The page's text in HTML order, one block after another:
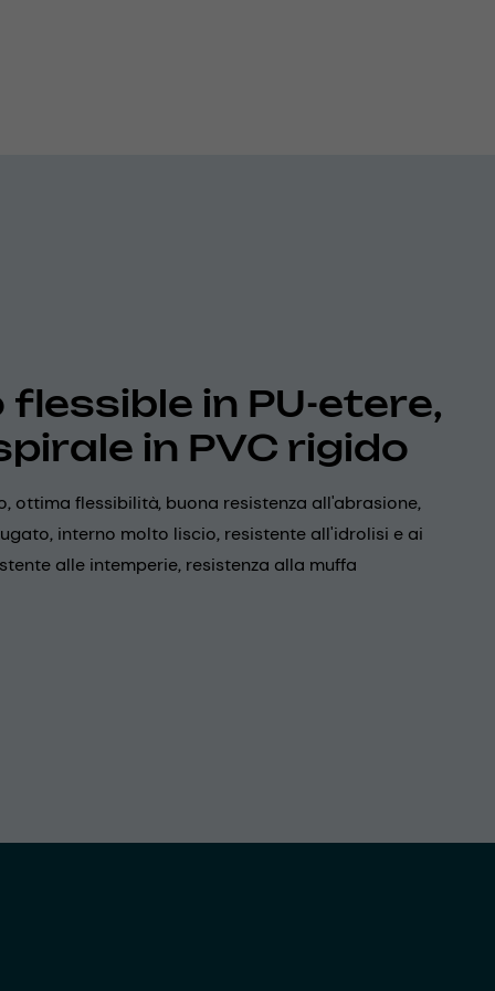
flessible in PU-etere,
in PVC rigido
ottima flessibilità, buona resistenza all'abrasione,
interno molto liscio, resistente all'idrolisi e ai
alle intemperie, resistenza alla muffa